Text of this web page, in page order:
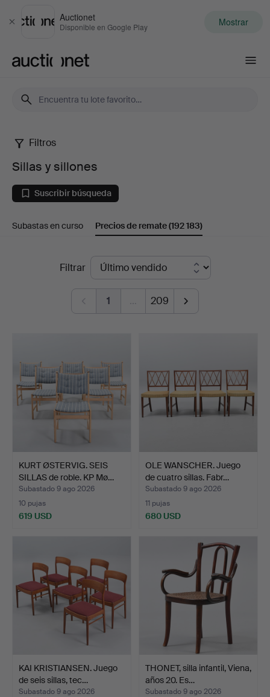
Cerrar
Auctionet
Disponible en Google Play Mostrar
Sillas
sillones
Filtros
Sillas y sillones
Suscribir búsqueda
Subastas en curso Precios de remate(192 183)
Filtrar
1 … 209
KURT ØSTERVIG. SEIS
SILLAS de roble. KP Mø…
Subastado 9 ago 2026
10 pujas
619 USD
OLE WANSCHER. Juego
de cuatro sillas. Fabr…
Subastado 9 ago 2026
11 pujas
680 USD
KAI KRISTIANSEN. Juego
de seis sillas, tec…
Subastado 9 ago 2026
THONET, silla infantil, Viena,
años 20. Es…
Subastado 9 ago 2026